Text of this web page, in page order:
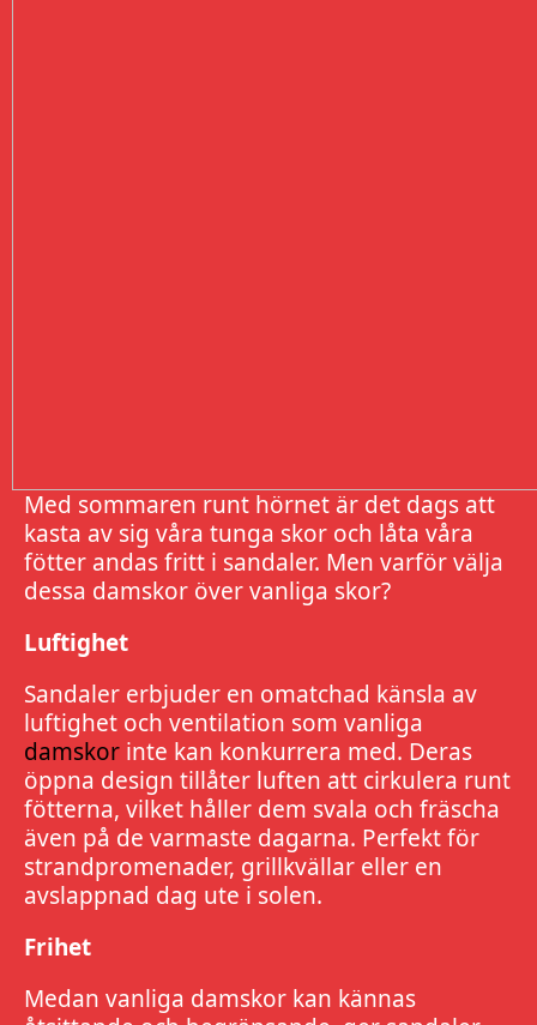
Med sommaren runt hörnet är det dags att
kasta av sig våra tunga skor och låta våra
fötter andas fritt i sandaler. Men varför välja
dessa damskor över vanliga skor?
Luftighet
Sandaler erbjuder en omatchad känsla av
luftighet och ventilation som vanliga
damskor inte kan konkurrera med. Deras
öppna design tillåter luften att cirkulera runt
fötterna, vilket håller dem svala och fräscha
även på de varmaste dagarna. Perfekt för
strandpromenader, grillkvällar eller en
avslappnad dag ute i solen.
Frihet
Medan vanliga damskor kan kännas